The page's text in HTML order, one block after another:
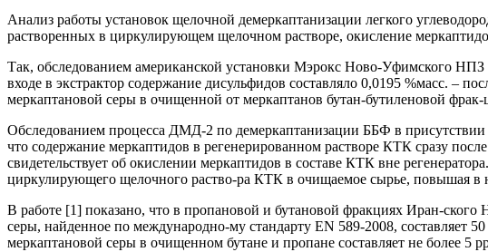
Анализ работы установок щелочной демеркаптанизации легкого
растворенных в циркулирующем щелочном растворе, окисление
Так, обследованием американской установки Мэрокс Ново-Уфимского НПЗ
входе в экстрактор содержание дисульфидов составляло 0,0195 %масс. –
меркаптановой серы в очищенной от меркаптанов бутан-бутиленовой
Обследованием процесса ДМД-2 по демеркаптанизации ББФ в
что содержание меркаптидов в регенерированном растворе КТК сразу
свидетельствует об окислении меркаптидов в составе КТК вне
циркулирующего щелочного раство-ра КТК в очищаемое сырье, повышая в
В работе [1] показано, что в пропановой и бутановой фракциях Иран-
серы, найденное по международно-му стандарту EN 589-2008, составляет
меркаптановой серы в очищенном бутане и пропане составляет не более 5